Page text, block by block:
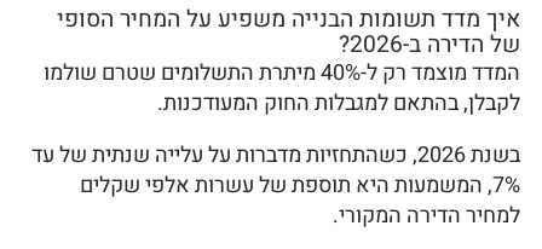
איך מדד תשומות הבנייה משפיע על המחיר הסופי
של הדירה ב-2026?
המדד מוצמד רק ל-40% מיתרת התשלומים שטרם שולמו
לקבלן, בהתאם למגבלות החוק המעודכנות.
בשנת 2026, כשהתחזיות מדברות על עלייה שנתית של עד
7%, המשמעות היא תוספת של עשרות אלפי שקלים
למחיר הדירה המקורי.